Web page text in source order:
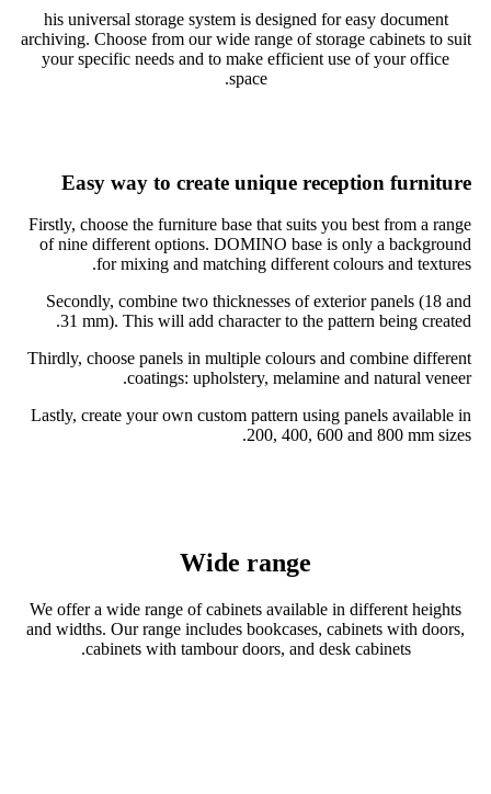
his universal storage system is designed for easy document
archiving. Choose from our wide range of storage cabinets to suit
your specific needs and to make efficient use of your office
space.
Easy way to create unique reception furniture
Firstly, choose the furniture base that suits you best from a range
of nine different options. DOMINO base is only a background
for mixing and matching different colours and textures.
Secondly, combine two thicknesses of exterior panels (18 and
31 mm). This will add character to the pattern being created.
Thirdly, choose panels in multiple colours and combine different
coatings: upholstery, melamine and natural veneer.
Lastly, create your own custom pattern using panels available in
200, 400, 600 and 800 mm sizes.
Wide range
We offer a wide range of cabinets available in different heights
and widths. Our range includes bookcases, cabinets with doors,
cabinets with tambour doors, and desk cabinets.